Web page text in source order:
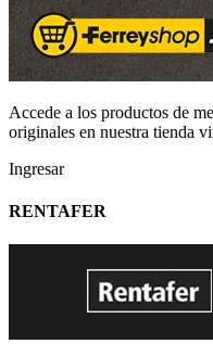
Accede a los productos de
originales en nuestra tienda
Ingresar
RENTAFER